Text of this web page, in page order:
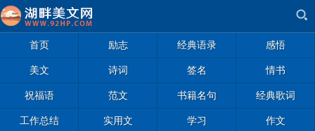
首页 励志 经典语录 感悟
美文 诗词 签名 情书
祝福语 范文 书籍名句 经典歌词
工作总结 实用文 学习 作文